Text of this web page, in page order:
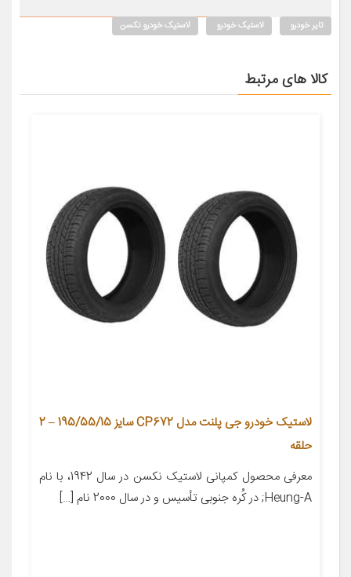
تایر خودرو لاستیک خودرو لاستیک خودرو نکسن
کالا های مرتبط
لاستیک خودرو جی پلنت مدل CP672 سایز 195/55/15 – 2
حلقه
معرفی محصول کمپانی لاستیک نکسن در سال 1942، با نام
Heung-A; در کُره­ جنوبی تأسیس و در سال 2000 نام […]